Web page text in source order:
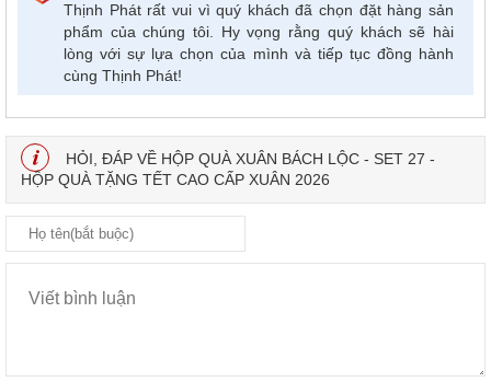
Thịnh Phát rất vui vì quý khách đã chọn đặt hàng sản
phẩm của chúng tôi. Hy vọng rằng quý khách sẽ hài
lòng với sự lựa chọn của mình và tiếp tục đồng hành
cùng Thịnh Phát!
HỎI, ĐÁP VỀ HỘP QUÀ XUÂN BÁCH LỘC - SET 27 -
HỘP QUÀ TẶNG TẾT CAO CẤP XUÂN 2026